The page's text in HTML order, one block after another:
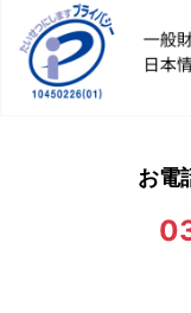
お電